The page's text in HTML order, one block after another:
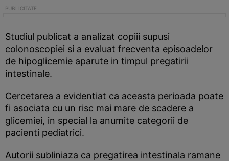
Studiul publicat a analizat copiii supusi
colonoscopiei si a evaluat frecventa episoadelor
de hipoglicemie aparute in timpul pregatirii
intestinale.
Cercetarea a evidentiat ca aceasta perioada poate
fi asociata cu un risc mai mare de scadere a
glicemiei, in special la anumite categorii de
pacienti pediatrici.
Autorii subliniaza ca pregatirea intestinala ramane